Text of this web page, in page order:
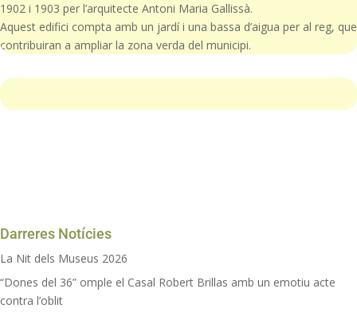
1902 i 1903 per l’arquitecte Antoni Maria Gallissà.
Aquest edifici compta amb un jardí i una bassa d’aigua per al reg, que
contribuiran a ampliar la zona verda del municipi.
Darreres Notícies
La Nit dels Museus 2026
“Dones del 36” omple el Casal Robert Brillas amb un emotiu acte
contra l’oblit